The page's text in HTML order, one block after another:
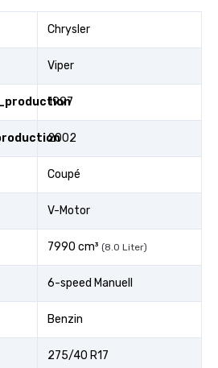
Chrysler
Viper
1997
2002
Coupé
V-Motor
7990 cm³ (8.0 Liter)
6-speed Manuell
Benzin
275/40 R17